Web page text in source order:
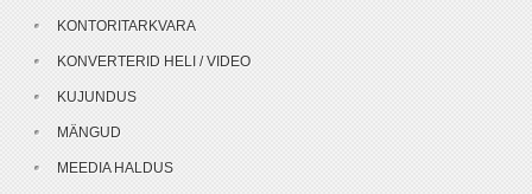
KONTORITARKVARA
KONVERTERID HELI / VIDEO
KUJUNDUS
MÄNGUD
MEEDIA HALDUS